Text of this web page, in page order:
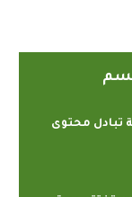
تبادل محتوى